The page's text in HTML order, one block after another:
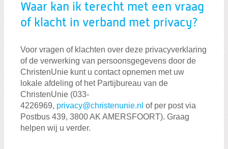
Waar kan ik terecht met een vraag
of klacht in verband met privacy?
Voor vragen of klachten over deze privacyverklaring
of de verwerking van persoonsgegevens door de
ChristenUnie kunt u contact opnemen met uw
lokale afdeling of het Partijbureau van de
ChristenUnie (033-
4226969, privacy@christenunie.nl of per post via
Postbus 439, 3800 AK AMERSFOORT). Graag
helpen wij u verder.